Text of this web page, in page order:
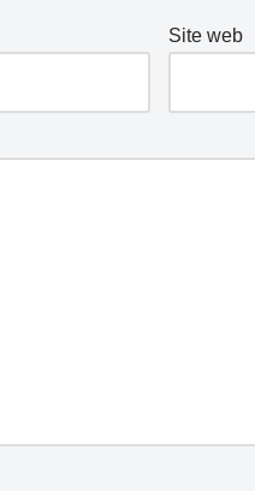
Site web